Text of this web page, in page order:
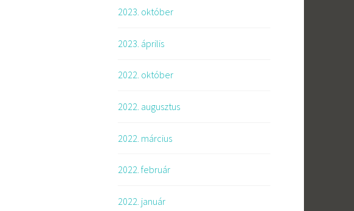
2023. október
2023. április
2022. október
2022. augusztus
2022. március
2022. február
2022. január